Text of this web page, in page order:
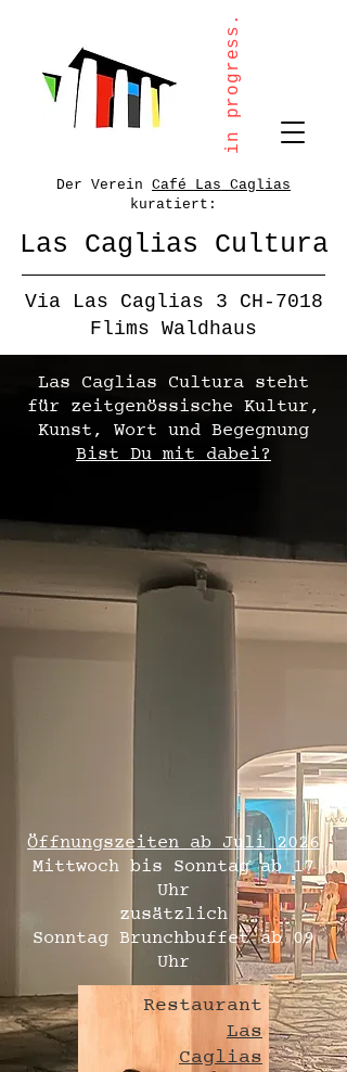
Las Caglias Cultura
Via Las Caglias 3 CH-7018
Flims Waldhaus
in progress.
Der Verein Café Las Caglias
kuratiert:
Las Caglias Cultura steht
für zeitgenössische Kultur,
Kunst, Wort und Begegnung
Bist Du mit dabei?
Öffnungszeiten ab Juli 2026
Mittwoch bis Sonntag ab 17
Uhr
zusätzlich
Sonntag Brunchbuffet ab 09
Uhr
Restaurant
Las
Caglias